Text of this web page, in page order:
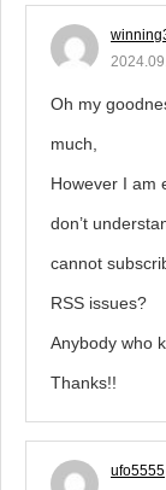
Oh my
much,
However I am
don’t
cannot
RSS issues?
Anybody who
Thanks!!
ufo5555